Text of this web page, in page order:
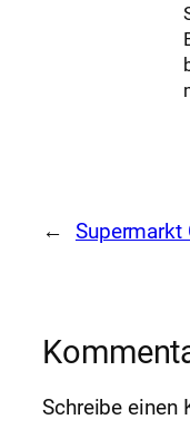
← Supermarkt
Schreibe einen